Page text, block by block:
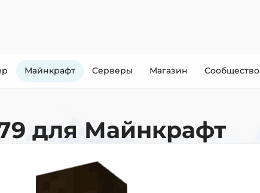
Майнкрафт Cерверы Магазин Сообщество
для Майнкрафт